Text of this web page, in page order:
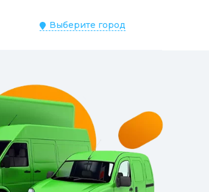
Выберите город